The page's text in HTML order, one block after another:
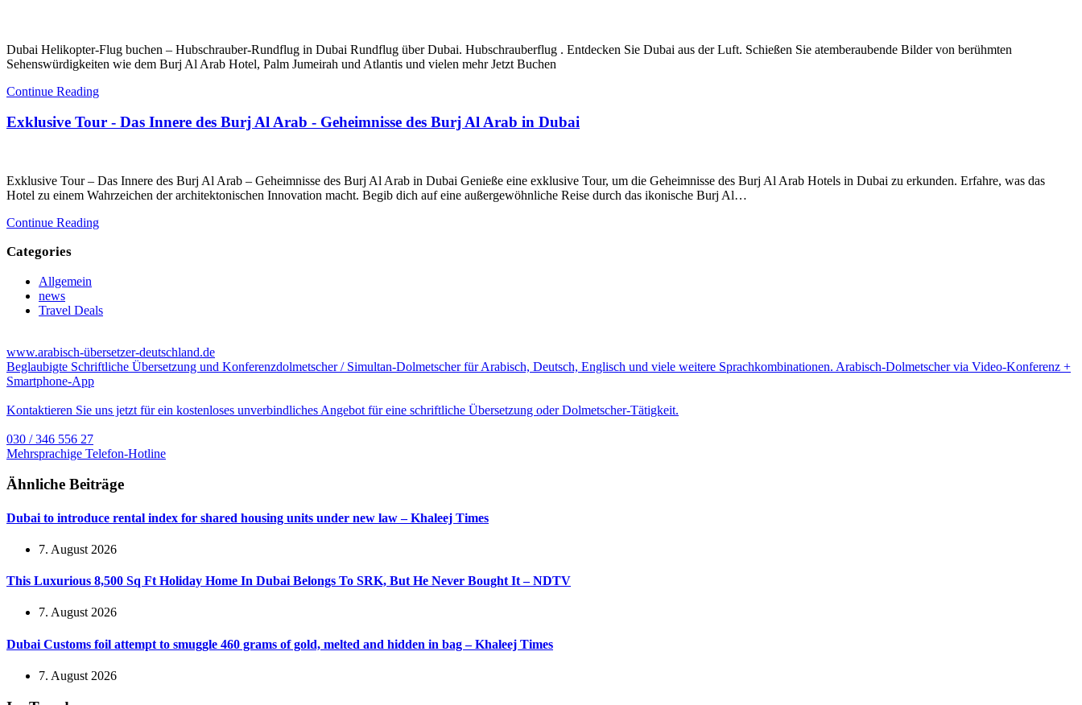
Dubai Helikopter-Flug buchen – Hubschrauber-Rundflug in Dubai Rundflug über Dubai. Hubschrauberflug . Entdecken Sie Dubai aus der Luft. Schießen Sie atemberaubende Bilder von berühmten
Sehenswürdigkeiten wie dem Burj Al Arab Hotel, Palm Jumeirah und Atlantis und vielen mehr Jetzt Buchen
Continue Reading
Exklusive Tour - Das Innere des Burj Al Arab - Geheimnisse des Burj Al Arab in Dubai
Exklusive Tour – Das Innere des Burj Al Arab – Geheimnisse des Burj Al Arab in Dubai Genieße eine exklusive Tour, um die Geheimnisse des Burj Al Arab Hotels in Dubai zu erkunden. Erfahre, was das
Hotel zu einem Wahrzeichen der architektonischen Innovation macht. Begib dich auf eine außergewöhnliche Reise durch das ikonische Burj Al…
Continue Reading
Categories
Allgemein
news
Travel Deals
www.arabisch-übersetzer-deutschland.de
Beglaubigte Schriftliche Übersetzung und Konferenzdolmetscher / Simultan-Dolmetscher für Arabisch, Deutsch, Englisch und viele weitere Sprachkombinationen. Arabisch-Dolmetscher via Video-Konferenz +
Smartphone-App
Kontaktieren Sie uns jetzt für ein kostenloses unverbindliches Angebot für eine schriftliche Übersetzung oder Dolmetscher-Tätigkeit.
030 / 346 556 27
Mehrsprachige Telefon-Hotline
Ähnliche Beiträge
Dubai to introduce rental index for shared housing units under new law – Khaleej Times
7. August 2026
This Luxurious 8,500 Sq Ft Holiday Home In Dubai Belongs To SRK, But He Never Bought It – NDTV
7. August 2026
Dubai Customs foil attempt to smuggle 460 grams of gold, melted and hidden in bag – Khaleej Times
7. August 2026